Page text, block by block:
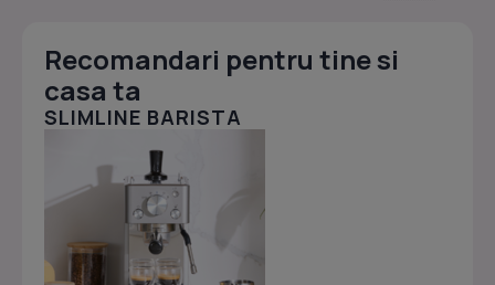
Recomandari pentru tine si
casa ta
SLIMLINE BARISTA